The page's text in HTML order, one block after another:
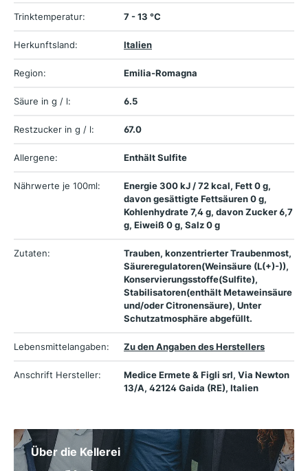
Trinktemperatur: 7 - 13 °C
Herkunftsland: Italien
Region: Emilia-Romagna
Säure in g / l: 6.5
Restzucker in g / l: 67.0
Allergene: Enthält Sulfite
Nährwerte je 100ml:
Energie 300 kJ / 72 kcal, Fett 0 g,
davon gesättigte Fettsäuren 0 g,
Kohlenhydrate 7,4 g, davon Zucker 6,7
g, Eiweiß 0 g, Salz 0 g
Zutaten:
Trauben, konzentrierter Traubenmost,
Säureregulatoren(Weinsäure (L(+)-)),
Konservierungsstoffe(Sulfite),
Stabilisatoren(enthält Metaweinsäure
und/oder Citronensäure), Unter
Schutzatmosphäre abgefüllt.
Lebensmittelangaben: Zu den Angaben des Herstellers
Anschrift Hersteller:
Medice Ermete & Figli srl, Via Newton
13/A, 42124 Gaida (RE), Italien
Über die Kellerei